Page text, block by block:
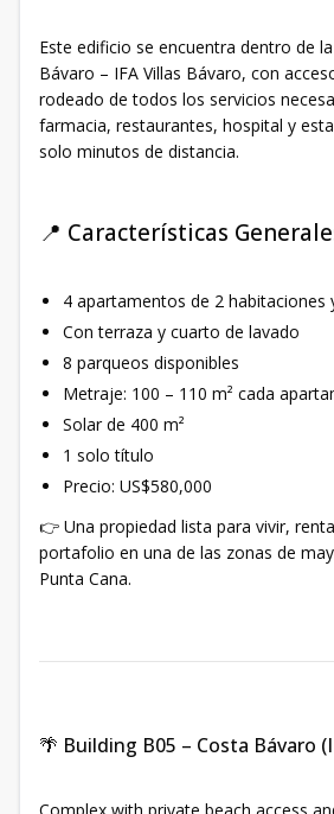
Este edificio se encuentra dentro de
Bávaro – IFA Villas Bávaro, con
rodeado de todos los servicios
farmacia, restaurantes, hospital y
solo minutos de distancia.
📍 Características
4 apartamentos de 2 habitaciones
Con terraza y cuarto de lavado
8 parqueos disponibles
Metraje: 100 – 110 m² cada
Solar de 400 m²
1 solo título
Precio: US$580,000
👉 Una propiedad lista para vivir,
portafolio en una de las zonas de
Punta Cana.
🌴 Building B05 – Costa Bávaro